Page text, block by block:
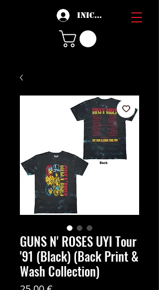
Iniciar sesión
GUNS N' ROSES UYI Tour
'91 (Black) (Back Print &
Wash Collection)